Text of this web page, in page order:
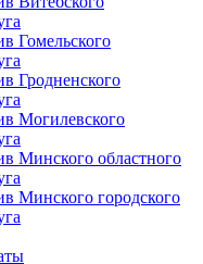
Гомельского
Гродненского
Могилевского
Минского областного
Минского городского